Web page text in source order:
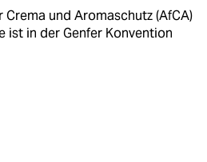
und Aromaschutz (AfCA)
ist in der Genfer Konvention